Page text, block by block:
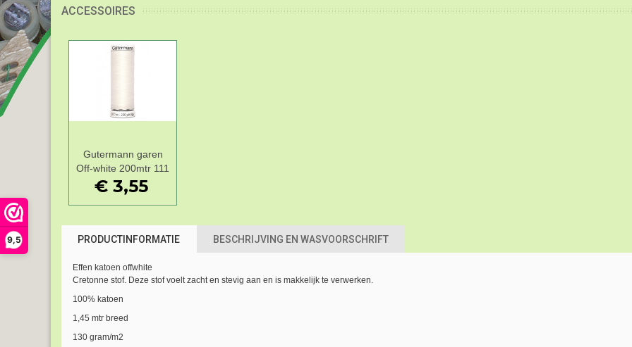
9,5
ACCESSOIRES
Add to Wishlist
Gutermann garen
Off-white 200mtr 111
€ 3,55
PRODUCTINFORMATIE BESCHRIJVING EN WASVOORSCHRIFT
Effen katoen offwhite
Cretonne stof. Deze stof voelt zacht en stevig aan en is makkelijk te verwerken.
100% katoen
1,45 mtr breed
130 gram/m2